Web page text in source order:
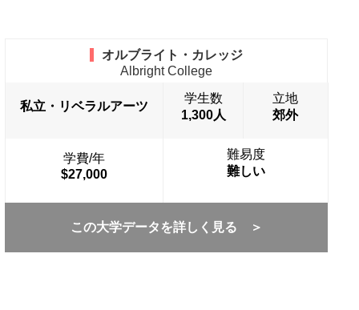
オルブライト・カレッジ
Albright College
私立・リベラルアーツ
学生数
1,300人
立地
郊外
学費/年
$27,000
難易度
難しい
この大学データを詳しく見る ＞